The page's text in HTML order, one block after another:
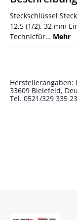
Steckschlüssel
12,5 (1/2), 32 mm
Technicfür… Mehr
Herstellerangaben:
33609 Bielefeld,
Tel. 0521/329 335 23